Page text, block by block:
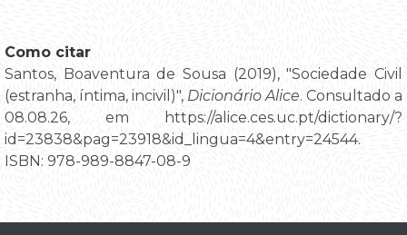
Como citar
Santos, Boaventura de Sousa (2019), "Sociedade Civil
(estranha, íntima, incivil)", Dicionário Alice. Consultado a
08.08.26, em https://alice.ces.uc.pt/dictionary/?
id=23838&pag=23918&id_lingua=4&entry=24544.
ISBN: 978-989-8847-08-9